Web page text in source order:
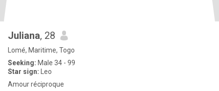
Juliana, 28
Lomé, Maritime, Togo
Seeking: Male 34 - 99
Star sign: Leo
Amour réciproque